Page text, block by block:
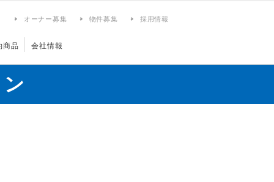
オーナー募集 物件募集 採用情報
商品 会社情報